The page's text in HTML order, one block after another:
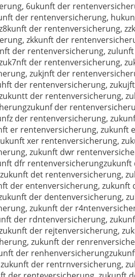
6ukunft der
der rentenversicherung,
der rentenversicherung,
zkkunft der
der rentenversicherung,
der rentenversicherung,
zukjnft der
der rentenversicherung,
der rentenversicherung,
der
der rentenversicherung,
er rentenversicherung,
xer rentenversicherung,
zukunft dwr
dfr
det rentenversicherung,
der entenversicherung,
der dentenversicherung,
zukunft der
der rdntenversicherung,
der rejtenversicherung,
zukunft der
der
der rentrnversicherung,